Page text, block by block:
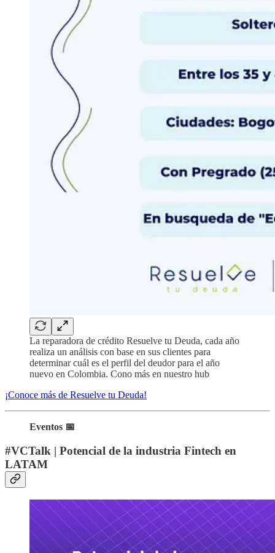
La reparadora de crédito Resuelve tu Deuda, cada año
realiza un análisis con base en sus clientes para
determinar cuál es el perfil del deudor para el año
nuevo en Colombia. Cono más en nuestro hub
¡Conoce más de Resuelve tu Deuda!
Eventos 📅
#VCTalk | Potencial de la industria Fintech en
LATAM